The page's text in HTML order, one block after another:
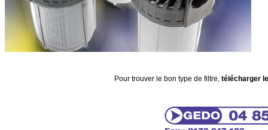
Pour trouver le bon type de filtre, télécharger